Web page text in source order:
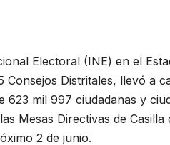
Electoral (INE) en el
Consejos Distritales, llevó a
623 mil 997 ciudadanas y
Mesas Directivas de Casilla
2 de junio.